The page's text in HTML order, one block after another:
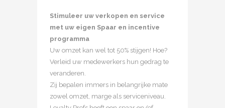
Stimuleer uw verkopen en service
met uw eigen Spaar en incentive
programma
Uw omzet kan wel tot 50% stijgen! Hoe?
Verleid uw medewerkers hun gedrag te
veranderen.
Zij bepalen immers in belangrijke mate
zowel omzet, marge als serviceniveau.